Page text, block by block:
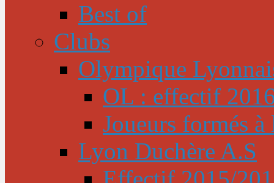
Best of
Clubs
Olympique
OL : effectif
Joueurs formés
Lyon Duchère A.S